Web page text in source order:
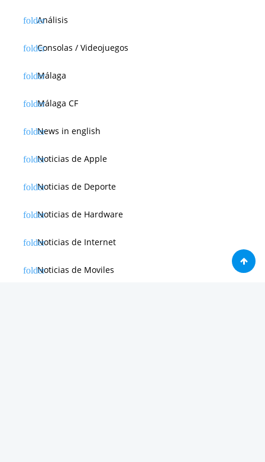
Análisis
Consolas / Videojuegos
Málaga
Málaga CF
News in english
Noticias de Apple
Noticias de Deporte
Noticias de Hardware
Noticias de Internet
Noticias de Moviles